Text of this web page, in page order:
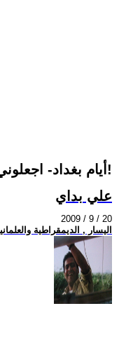
-أيام بغداد- اجعلوني وزيرا بلا راتب ولاحماية!
علي بداي
2009 / 9 / 20
اليسار , الديمقراطية